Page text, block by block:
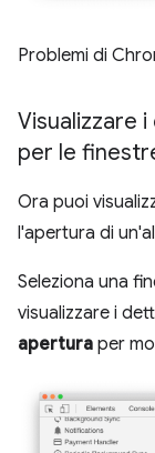
Problemi di
Visualizzare
per le
Ora puoi
l'apertura di
Seleziona una
visualizzare i
apertura per